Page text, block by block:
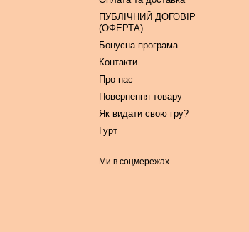
ПУБЛІЧНИЙ ДОГОВІР
(ОФЕРТА)
Бонусна програма
Контакти
Про нас
Повернення товару
Як видати свою гру?
Гурт
Ми в соцмережах